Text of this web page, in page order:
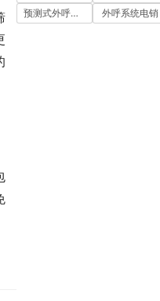
预测式外呼系统
外呼系统电销